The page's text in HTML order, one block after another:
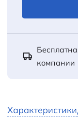
компании
Характеристики